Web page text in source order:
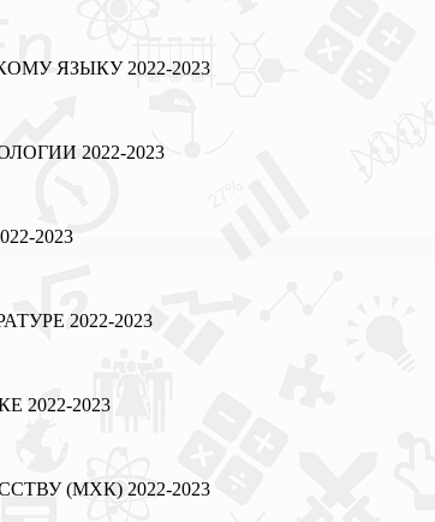
ЯЗЫКУ 2022-2023
2022-2023
2023
2022-2023
2022-2023
(МХК) 2022-2023